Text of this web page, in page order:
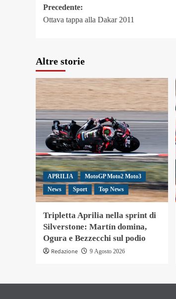
Navigazione
articolo
Precedente:
Ottava tappa alla Dakar 2011
Altre storie
APRILIA
MotoGP Moto2 Moto3
News
Sport Top News
Tripletta Aprilia nella sprint di
Silverstone: Martín domina,
Ogura e Bezzecchi sul podio
Redazione 9 Agosto 2026